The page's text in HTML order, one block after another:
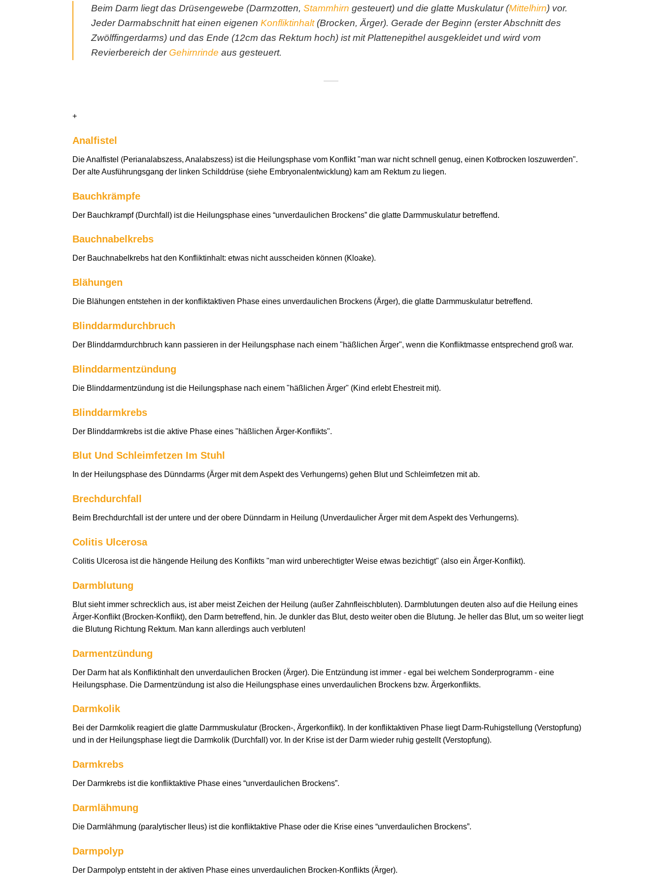
Beim Darm liegt das Drüsengewebe (Darmzotten, Stammhirn gesteuert) und die glatte Muskulatur (Mittelhirn) vor.
Jeder Darmabschnitt hat einen eigenen Konfliktinhalt(Brocken, Ärger). Gerade der Beginn (erster Abschnitt des
Zwölffingerdarms) und das Ende (12cm das Rektum hoch) ist mit Plattenepithel ausgekleidet und wird vom
Revierbereich der Gehirnrinde aus gesteuert.
+
Analfistel
Die Analfistel (Perianalabszess, Analabszess) ist die Heilungsphase vom Konflikt "man war nicht schnell genug, einen Kotbrocken loszuwerden".
Der alte Ausführungsgang der linken Schilddrüse (siehe Embryonalentwicklung) kam am Rektum zu liegen.
Bauchkrämpfe
Der Bauchkrampf (Durchfall) ist die Heilungsphase eines “unverdaulichen Brockens” die glatte Darmmuskulatur betreffend.
Bauchnabelkrebs
Der Bauchnabelkrebs hat den Konfliktinhalt: etwas nicht ausscheiden können (Kloake).
Blähungen
Die Blähungen entstehen in der konfliktaktiven Phase eines unverdaulichen Brockens (Ärger), die glatte Darmmuskulatur betreffend.
Blinddarmdurchbruch
Der Blinddarmdurchbruch kann passieren in der Heilungsphase nach einem "häßlichen Ärger", wenn die Konfliktmasse entsprechend groß war.
Blinddarmentzündung
Die Blinddarmentzündung ist die Heilungsphase nach einem "häßlichen Ärger" (Kind erlebt Ehestreit mit).
Blinddarmkrebs
Der Blinddarmkrebs ist die aktive Phase eines "häßlichen Ärger-Konflikts".
Blut Und Schleimfetzen Im Stuhl
In der Heilungsphase des Dünndarms (Ärger mit dem Aspekt des Verhungerns) gehen Blut und Schleimfetzen mit ab.
Brechdurchfall
Beim Brechdurchfall ist der untere und der obere Dünndarm in Heilung (Unverdaulicher Ärger mit dem Aspekt des Verhungerns).
Colitis Ulcerosa
Colitis Ulcerosa ist die hängende Heilung des Konflikts "man wird unberechtigter Weise etwas bezichtigt" (also ein Ärger-Konflikt).
Darmblutung
Blut sieht immer schrecklich aus, ist aber meist Zeichen der Heilung (außer Zahnfleischbluten). Darmblutungen deuten also auf die Heilung eines
Ärger-Konflikt (Brocken-Konflikt), den Darm betreffend, hin. Je dunkler das Blut, desto weiter oben die Blutung. Je heller das Blut, um so weiter liegt
die Blutung Richtung Rektum. Man kann allerdings auch verbluten!
Darmentzündung
Der Darm hat als Konfliktinhalt den unverdaulichen Brocken (Ärger). Die Entzündung ist immer - egal bei welchem Sonderprogramm - eine
Heilungsphase. Die Darmentzündung ist also die Heilungsphase eines unverdaulichen Brockens bzw. Ärgerkonflikts.
Darmkolik
Bei der Darmkolik reagiert die glatte Darmmuskulatur (Brocken-, Ärgerkonflikt). In der konfliktaktiven Phase liegt Darm-Ruhigstellung (Verstopfung)
und in der Heilungsphase liegt die Darmkolik (Durchfall) vor. In der Krise ist der Darm wieder ruhig gestellt (Verstopfung).
Darmkrebs
Der Darmkrebs ist die konfliktaktive Phase eines “unverdaulichen Brockens”.
Darmlähmung
Die Darmlähmung (paralytischer Ileus) ist die konfliktaktive Phase oder die Krise eines “unverdaulichen Brockens”.
Darmpolyp
Der Darmpolyp entsteht in der aktiven Phase eines unverdaulichen Brocken-Konflikts (Ärger).